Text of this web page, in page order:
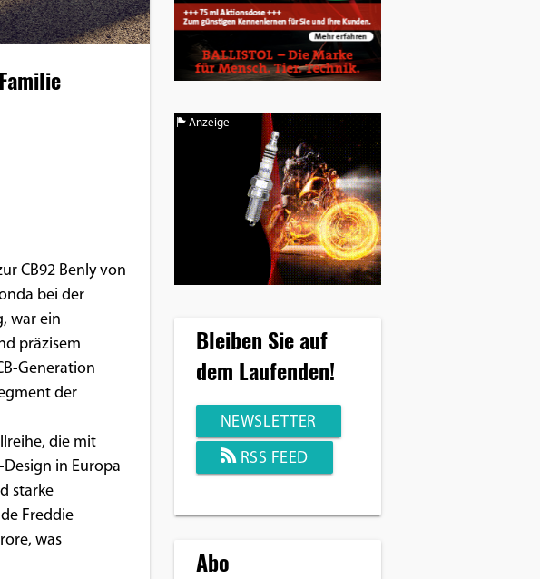
CB92 Benly von
bei der
war ein
präzisem
Generation
der
die mit
in Europa
starke
Freddie
was
Anzeige
Bleiben Sie auf
dem Laufenden!
NEWSLETTER
RSS FEED
Abo